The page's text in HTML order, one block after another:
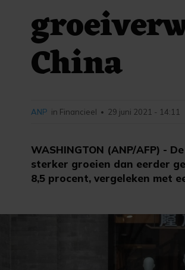
China
WASHINGTON (ANP/AFP) -
sterker groeien dan eerder
8,5 procent, vergeleken met
ANP in Financieel • 29 juni 2021 - 14:11